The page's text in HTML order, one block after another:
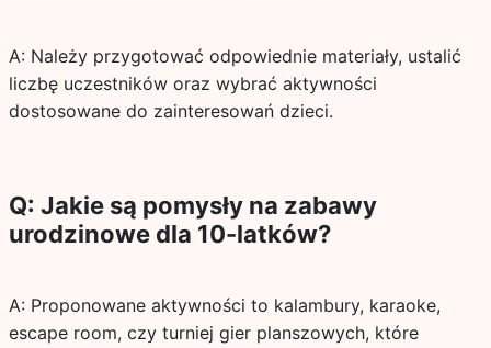
A: Należy przygotować odpowiednie materiały, ustalić
liczbę uczestników oraz wybrać aktywności
dostosowane do zainteresowań dzieci.
Q: Jakie są pomysły na zabawy
urodzinowe dla 10-latków?
A: Proponowane aktywności to kalambury, karaoke,
escape room, czy turniej gier planszowych, które